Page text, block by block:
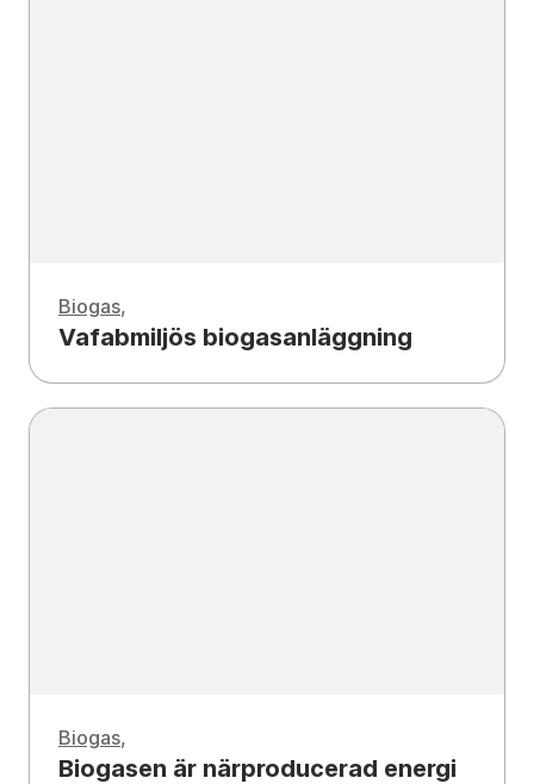
Biogas
Vafabmiljös biogasanläggning
Biogas
Biogasen är närproducerad energi